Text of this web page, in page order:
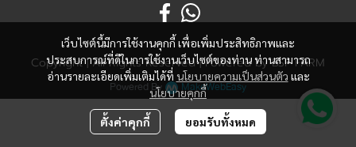
เว็บไซต์นี้มีการใช้งานคุกกี้ เพื่อเพิ่มประสิทธิภาพและ
ประสบการณ์ที่ดีในการใช้งานเว็บไซต์ของท่าน ท่านสามารถ
อ่านรายละเอียดเพิ่มเติมได้ที่ นโยบายความเป็นส่วนตัว และ
นโยบายคุกกี้
ตั้งค่าคุกกี้ ยอมรับทั้งหมด
Copyright | All Rights Reserved | Powered by BSF FARM
Powered By MakeWebEasy